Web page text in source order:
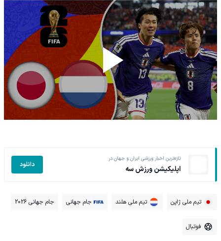
تازه‌ترین اخبار ورزشی ایران و جهان در
اپلیکیشن ورزش سه دانلود
تیم ملی ژاپن تیم ملی هلند جام جهانی جام جهانی 2026
فوتبال